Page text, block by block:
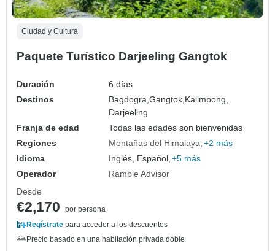
Ciudad y Cultura
Paquete Turístico Darjeeling Gangtok
Duración
6 días
Destinos
Bagdogra,Gangtok,Kalimpong,
Darjeeling
Franja de edad
Todas las edades son bienvenidas
Regiones
Montañas del Himalaya +2 más
Idioma
Inglés, Español, +5 más
Operador
Ramble Advisor
Desde
€2,170
por persona
Regístrate para acceder a los descuentos
Precio basado en una habitación privada doble